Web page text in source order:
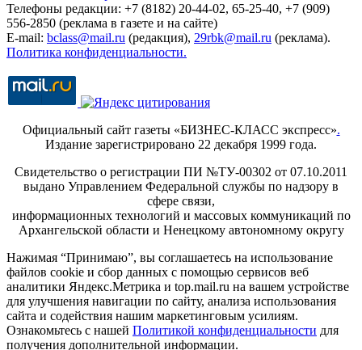
Телефоны редакции: +7 (8182) 20-44-02, 65-25-40, +7 (909)
556-2850 (реклама в газете и на сайте)
E-mail: bclass@mail.ru (редакция), 29rbk@mail.ru (реклама).
Политика конфиденциальности.
Официальный сайт газеты «БИЗНЕС-КЛАСС экспресс».
Издание зарегистрировано 22 декабря 1999 года.
Свидетельство о регистрации ПИ №ТУ-00302 от 07.10.2011
выдано Управлением Федеральной службы по надзору в
сфере связи,
информационных технологий и массовых коммуникаций по
Архангельской области и Ненецкому автономному округу
Нажимая “Принимаю”, вы соглашаетесь на использование
файлов cookie и сбор данных с помощью сервисов веб
аналитики Яндекс.Метрика и top.mail.ru на вашем устройстве
для улучшения навигации по сайту, анализа использования
сайта и содействия нашим маркетинговым усилиям.
Ознакомьтесь с нашей Политикой конфиденциальности для
получения дополнительной информации.